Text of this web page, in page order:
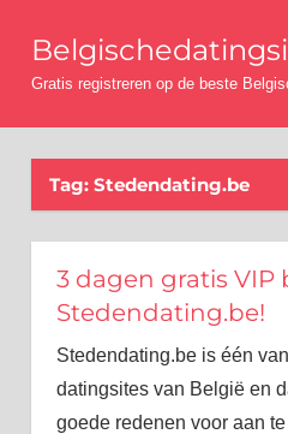
naar
Gratis registreren op de beste
Tag: Stedendating.be
3 dagen gratis VIP
Stedendating.be!
Stedendating.be is één
datingsites van België en
goede redenen voor aan